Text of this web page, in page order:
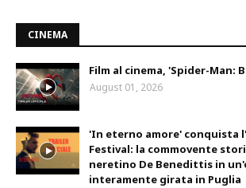
CINEMA
Film al cinema, 'Spider-Man:
August 01, 2026
'In eterno amore' conquista
Festival: la commovente
neretino De Benedittis in
interamente girata in Puglia